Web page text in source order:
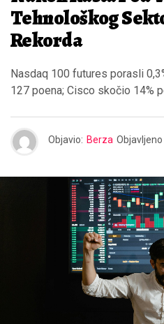
Tehnološkog
Rekorda
Nasdaq 100 futures porasli
127 poena; Cisco skočio 14%
Objavio: Berza Objavljeno